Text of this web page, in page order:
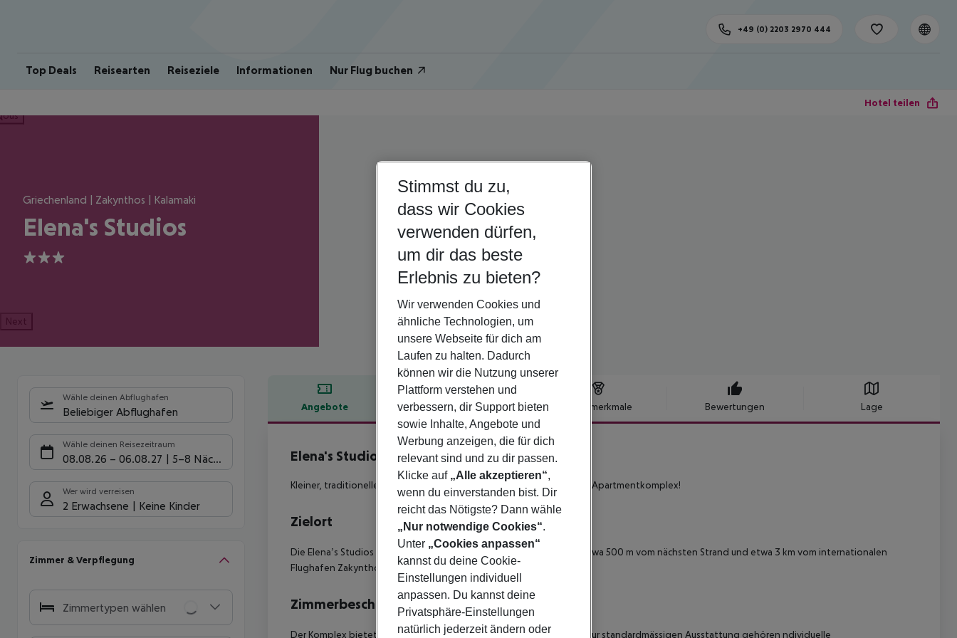
Top Deals Reisearten Reiseziele Informationen Nur Flug buchen
+49 (0) 2203 2970 444
Hotel teilen
Griechenland | Zakynthos | Kalamaki
Elena's Studios
3
Next
Wähle deinen Abflughafen
Beliebiger Abflughafen
Wähle deinen Reisezeitraum
08.08.26 – 06.08.27 5-8 Nächte
Wer wird verreisen
2 Erwachsene Keine Kinder
Zimmer & Verpflegung
Zimmertypen wählen
Angebote Hotelbeschreibung Hotelmerkmale Bewertungen Lage
Hotelbeschreibung
Elena's Studios
Kleiner, traditioneller in zakynthischer Architektur erbauter 3*-Sterne Apartmentkomplex!
Zielort
Die Elena’s Studios liegen im Herzen des Dorfes Kalamaki, sind nur etwa 500 m vom nächsten Strand und etwa 3 km vom internationalen
Flughafen Zakynthos entfernt.
Zimmerbeschreibung
Der Komplex bietet insgesamt 30 freundlich eingerichtete Zimmer. Zur standardmässigen Ausstattung gehören ndividuelle
Stimmst du zu,
dass wir Cookies
verwenden dürfen,
um dir das beste
Erlebnis zu bieten?
Wir verwenden Cookies und
ähnliche Technologien, um
unsere Webseite für dich am
Laufen zu halten. Dadurch
können wir die Nutzung unserer
Plattform verstehen und
verbessern, dir Support bieten
sowie Inhalte, Angebote und
Werbung anzeigen, die für dich
relevant sind und zu dir passen.
Klicke auf „Alle akzeptieren“,
wenn du einverstanden bist. Dir
reicht das Nötigste? Dann wähle
„Nur notwendige Cookies“.
Unter „Cookies anpassen“
kannst du deine Cookie-
Einstellungen individuell
anpassen. Du kannst deine
Privatsphäre-Einstellungen
natürlich jederzeit ändern oder